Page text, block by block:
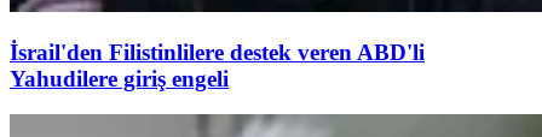
İsrail'den Filistinlilere destek veren ABD'li
Yahudilere giriş engeli